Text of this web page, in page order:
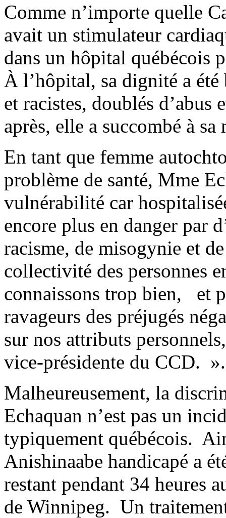
Comme n’importe quelle
avait un stimulateur
dans un hôpital québécois
À l’hôpital, sa dignité a été
et racistes, doublés d’abus
après, elle a succombé à
En tant que femme
problème de santé, Mme
vulnérabilité car
encore plus en danger par
racisme, de misogynie et
collectivité des personnes
connaissons trop bien, et
ravageurs des préjugés
sur nos attributs
vice-présidente du CCD.
Malheureusement, la
Echaquan n’est pas un
typiquement québécois.
Anishinaabe handicapé a
restant pendant 34 heures
de Winnipeg. Un